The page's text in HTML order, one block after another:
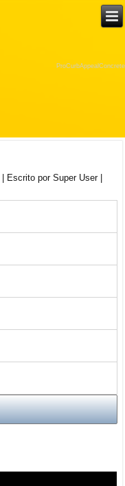
ProCurbAppealConcrete
Escrito por Super User|